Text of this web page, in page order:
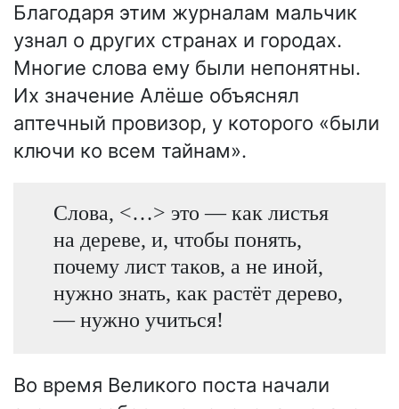
Благодаря этим журналам мальчик
узнал о других странах и городах.
Многие слова ему были непонятны.
Их значение Алёше объяснял
аптечный провизор, у которого «были
ключи ко всем тайнам».
Слова, <…> это — как листья
на дереве, и, чтобы понять,
почему лист таков, а не иной,
нужно знать, как растёт дерево,
— нужно учиться!
Во время Великого поста начали